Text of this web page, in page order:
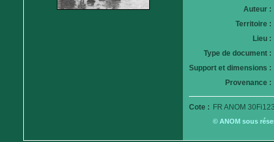
Auteur :
Territoire :
Lieu :
Type de document :
Support et dimensions :
Provenance :
Cote : FR ANOM
© ANOM sous